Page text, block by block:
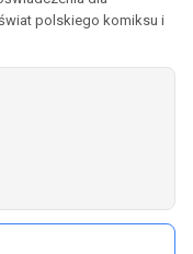
polskiego komiksu i